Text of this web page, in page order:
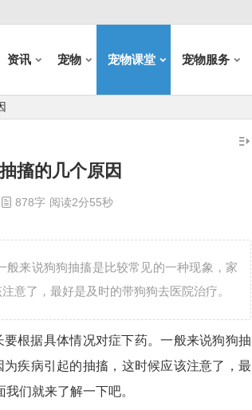
资讯 宠物 宠物课堂 宠物服务
搐的几个原因
878字 阅读2分55秒
来说狗狗抽搐是比较常见的一种现象，家
意了，最好是及时的带狗狗去医院治疗。
根据具体情况对症下药。一般来说狗狗抽
疾病引起的抽搐，这时候应该注意了，最
们就来了解一下吧。